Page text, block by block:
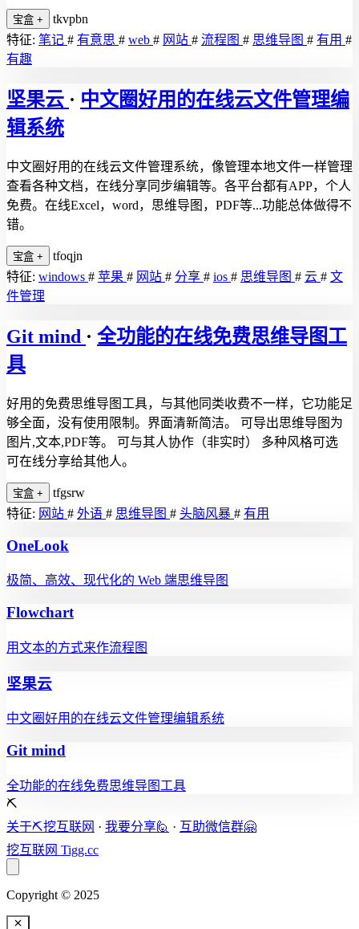
宝盒 +
tkvpbn
特征: 笔记 # 有意思 # web # 网站 # 流程图 # 思维导图 # 有用 #
有趣
坚果云 · 中文圈好用的在线云文件管理编
辑系统
中文圈好用的在线云文件管理系统，像管理本地文件一样管理
查看各种文档，在线分享同步编辑等。各平台都有APP，个人
免费。在线Excel，word，思维导图，PDF等...功能总体做得不
错。
宝盒 +
tfoqjn
特征: windows # 苹果 # 网站 # 分享 # ios # 思维导图 # 云 # 文
件管理
Git mind · 全功能的在线免费思维导图工
具
好用的免费思维导图工具，与其他同类收费不一样，它功能足
够全面，没有使用限制。界面清新简洁。 可导出思维导图为
图片,文本,PDF等。 可与其人协作（非实时） 多种风格可选
可在线分享给其他人。
宝盒 +
tfgsrw
特征: 网站 # 外语 # 思维导图 # 头脑风暴 # 有用
OneLook
极简、高效、现代化的 Web 端思维导图
Flowchart
用文本的方式来作流程图
坚果云
中文圈好用的在线云文件管理编辑系统
Git mind
全功能的在线免费思维导图工具
⛏️
关于⛏️挖互联网 · 我要分享🙋 · 互助微信群🤗
挖互联网 Tigg.cc
Copyright © 2025